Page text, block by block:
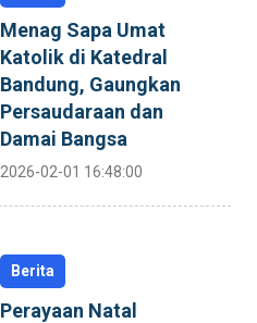
Menag Sapa Umat
Katolik di Katedral
Bandung, Gaungkan
Persaudaraan dan
Damai Bangsa
2026-02-01 16:48:00
Berita
Perayaan Natal